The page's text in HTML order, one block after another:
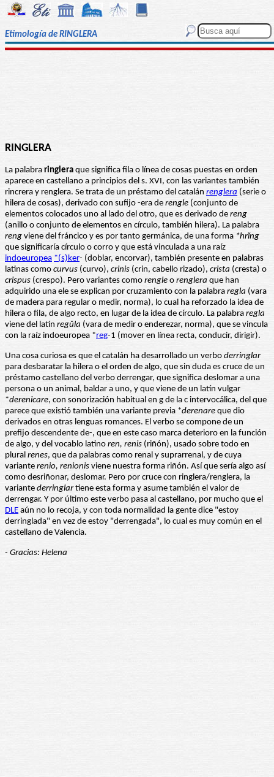
Etimología de RINGLERA
RINGLERA
La palabra ringlera que significa fila o línea de cosas puestas en orden
aparece en castellano a principios del s. XVI, con las variantes también
rincrera y renglera. Se trata de un préstamo del catalán renglera (serie o
hilera de cosas), derivado con sufijo -era de rengle (conjunto de
elementos colocados uno al lado del otro, que es derivado de reng
(anillo o conjunto de elementos en círculo, también hilera). La palabra
reng viene del fráncico y es por tanto germánica, de una forma *hrĭng
que significaría círculo o corro y que está vinculada a una raíz
indoeuropea *(s)ker- (doblar, encorvar), también presente en palabras
latinas como curvus (curvo), crinis (crin, cabello rizado), crista (cresta) o
crispus (crespo). Pero variantes como rengle o renglera que han
adquirido una ele se explican por cruzamiento con la palabra regla (vara
de madera para regular o medir, norma), lo cual ha reforzado la idea de
hilera o fila, de algo recto, en lugar de la idea de círculo. La palabra regla
viene del latín regŭla (vara de medir o enderezar, norma), que se vincula
con la raíz indoeuropea *reg-1 (mover en línea recta, conducir, dirigir).
Una cosa curiosa es que el catalán ha desarrollado un verbo derringlar
para desbaratar la hilera o el orden de algo, que sin duda es cruce de un
préstamo castellano del verbo derrengar, que significa deslomar a una
persona o un animal, baldar a uno, y que viene de un latín vulgar
*derenicare, con sonorización habitual en g de la c intervocálica, del que
parece que existió también una variante previa *derenare que dio
derivados en otras lenguas romances. El verbo se compone de un
prefijo descendente de-, que en este caso marca deterioro en la función
de algo, y del vocablo latino ren, renis (riñón), usado sobre todo en
plural renes, que da palabras como renal y suprarrenal, y de cuya
variante renio, renionis viene nuestra forma riñón. Así que sería algo así
como desriñonar, deslomar. Pero por cruce con ringlera/renglera, la
variante derringlartiene esta forma y asume también el valor de
derrengar. Y por último este verbo pasa al castellano, por mucho que el
DLE aún no lo recoja, y con toda normalidad la gente dice "estoy
derringlada" en vez de estoy "derrengada", lo cual es muy común en el
castellano de Valencia.
- Gracias: Helena